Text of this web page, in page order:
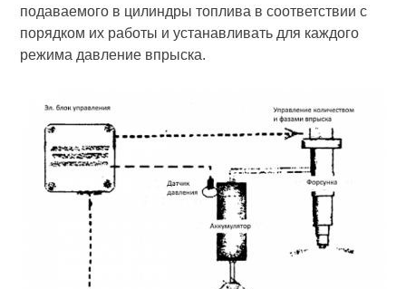
подаваемого в цилиндры топлива в соответствии с
порядком их работы и устанавливать для каждого
режима давление впрыска.